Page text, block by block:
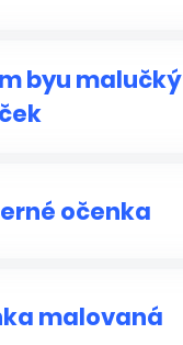
byu malučký
očenka
malovaná